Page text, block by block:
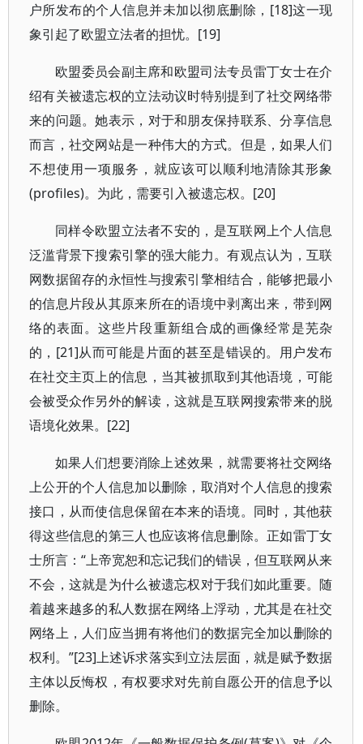
户所发布的个人信息并未加以彻底删除，[18]这一现
象引起了欧盟立法者的担忧。[19]
欧盟委员会副主席和欧盟司法专员雷丁女士在介
绍有关被遗忘权的立法动议时特别提到了社交网络带
来的问题。她表示，对于和朋友保持联系、分享信息
而言，社交网站是一种伟大的方式。但是，如果人们
不想使用一项服务，就应该可以顺利地清除其形象
(profiles)。为此，需要引入被遗忘权。[20]
同样令欧盟立法者不安的，是互联网上个人信息
泛滥背景下搜索引擎的强大能力。有观点认为，互联
网数据留存的永恒性与搜索引擎相结合，能够把最小
的信息片段从其原来所在的语境中剥离出来，带到网
络的表面。这些片段重新组合成的画像经常是芜杂
的，[21]从而可能是片面的甚至是错误的。用户发布
在社交主页上的信息，当其被抓取到其他语境，可能
会被受众作另外的解读，这就是互联网搜索带来的脱
语境化效果。[22]
如果人们想要消除上述效果，就需要将社交网络
上公开的个人信息加以删除，取消对个人信息的搜索
接口，从而使信息保留在本来的语境。同时，其他获
得这些信息的第三人也应该将信息删除。正如雷丁女
士所言：“上帝宽恕和忘记我们的错误，但互联网从来
不会，这就是为什么被遗忘权对于我们如此重要。随
着越来越多的私人数据在网络上浮动，尤其是在社交
网络上，人们应当拥有将他们的数据完全加以删除的
权利。”[23]上述诉求落实到立法层面，就是赋予数据
主体以反悔权，有权要求对先前自愿公开的信息予以
删除。